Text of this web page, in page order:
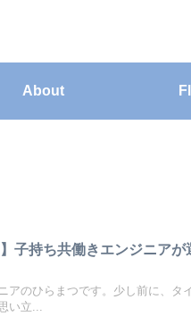
About
子持ち共働きエンジニア
アのひらまつです。少し前に、タ
い立...